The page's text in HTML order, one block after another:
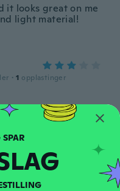
it looks great on me
light material!
· 1 opplastinger
être rembourser